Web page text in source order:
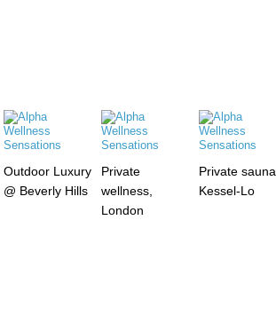
Outdoor Luxury
@ Beverly Hills
Private
wellness,
London
Private sauna,
Kessel-Lo